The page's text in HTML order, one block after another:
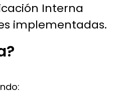
Interna
implementadas.